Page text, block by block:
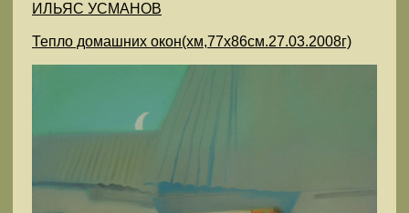
ИЛЬЯС УСМАНОВ
Тепло домашних окон(хм,77х86см.27.03.2008г)